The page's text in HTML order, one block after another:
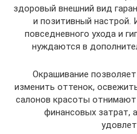
здоровый внешний вид
и позитивный настрой.
повседневного ухода и
нуждаются в
Окрашивание
изменить оттенок,
салонов красоты
финансовых затрат,